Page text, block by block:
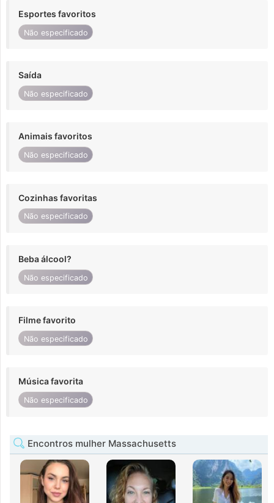
Esportes favoritos
Não especificado
Saída
Não especificado
Animais favoritos
Não especificado
Cozinhas favoritas
Não especificado
Beba álcool?
Não especificado
Filme favorito
Não especificado
Música favorita
Não especificado
Encontros mulher Massachusetts